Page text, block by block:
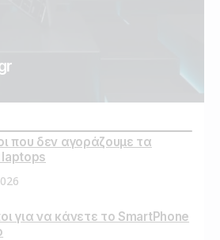
που δεν αγοράζουμε τα
για να κάνετε το SmartPhone